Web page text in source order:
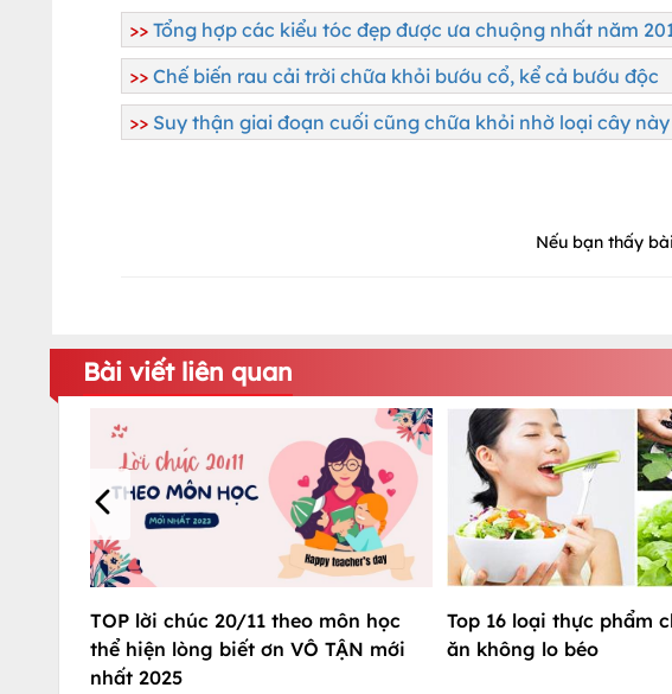
>> Tổng hợp các kiểu tóc đẹp được ưa chuộng nhất năm
>> Chế biến rau cải trời chữa khỏi bướu cổ, kể cả bướu độc
>> Suy thận giai đoạn cuối cũng chữa khỏi nhờ loại cây này
Nếu bạn thấy
Bài viết liên quan
TOP lời chúc 20/11 theo môn học
thể hiện lòng biết ơn VÔ TẬN mới
nhất 2025
Top 16 loại thực phẩm
ăn không lo béo